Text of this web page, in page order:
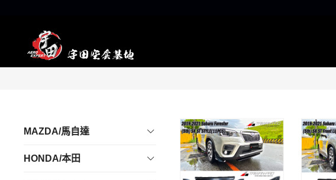
MAZDA/馬自達
HONDA/本田